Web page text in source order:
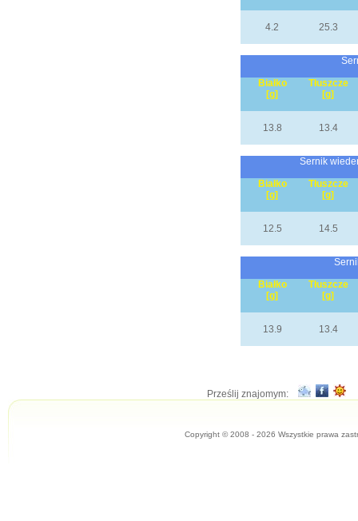
4.2 25.3
Białko
[g]
Tłuszcze
[g]
13.8 13.4
Sernik
Białko
[g]
Tłuszcze
[g]
12.5 14.5
Białko
[g]
Tłuszcze
[g]
13.9 13.4
Prześlij znajomym:
Copyright © 2008 - 2026 Wszystkie prawa